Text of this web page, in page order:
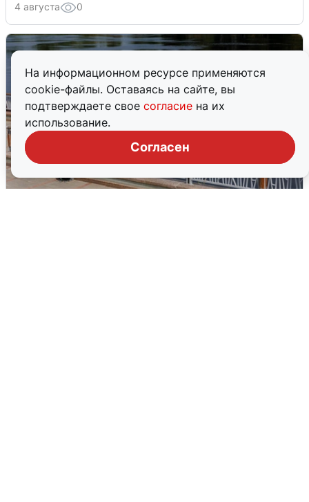
На информационном ресурсе применяются
cookie-файлы. Оставаясь на сайте, вы
подтверждаете свое согласие на их
использование.
Согласен
4 августа 0